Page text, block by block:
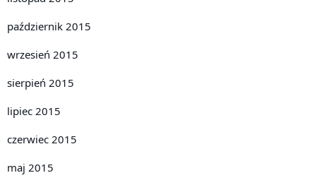
październik 2015
wrzesień 2015
sierpień 2015
lipiec 2015
czerwiec 2015
maj 2015